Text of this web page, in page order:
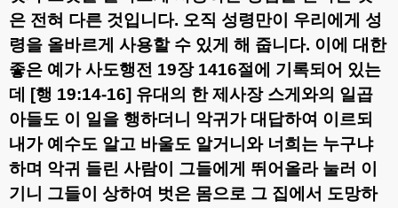
은 전혀 다른 것입니다. 오직 성령만이 우리에게 성
령을 올바르게 사용할 수 있게 해 줍니다. 이에 대한
좋은 예가 사도행전 19장 1416절에 기록되어 있는
데
[행 19:14-16] 유대의 한 제사장 스게와의 일곱
아들도 이 일을 행하더니 악귀가 대답하여 이르되
내가 예수도 알고 바울도 알거니와 너희는 누구냐
하며 악귀 들린 사람이 그들에게 뛰어올라 눌러 이
기니 그들이 상하여 벗은 몸으로 그 집에서 도망하